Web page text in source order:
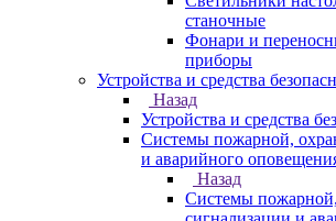
станочные
Фонари и
приборы
Устройства и средства
Назад
Устройства и средства
Системы пожарной,
и аварийного
Назад
Системы